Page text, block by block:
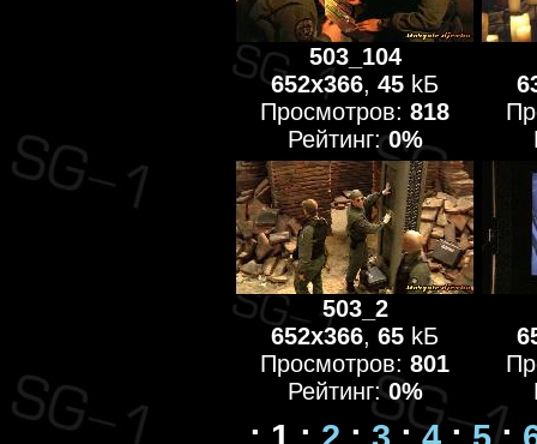
503_104
652x366, 45 kБ
Просмотров: 818
Рейтинг:0%
503_2
652x366, 65 kБ
Просмотров: 801
Рейтинг:0%